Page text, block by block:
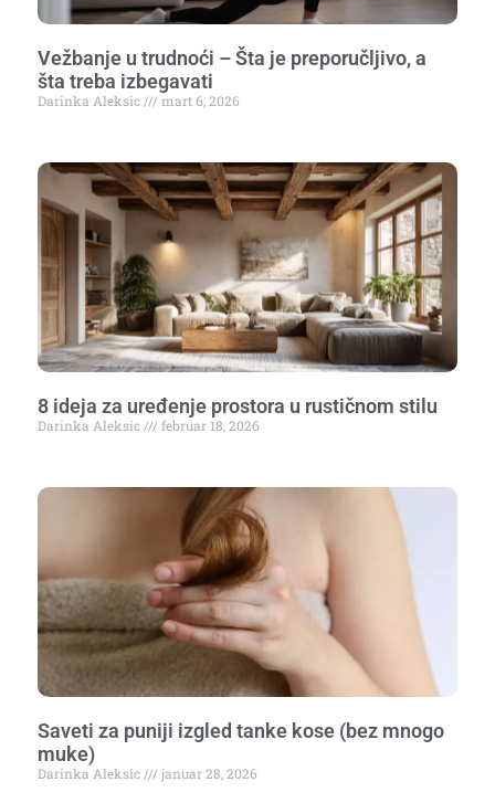
Vežbanje u trudnoći – Šta je preporučljivo, a
šta treba izbegavati
Darinka Aleksic mart 6, 2026
8 ideja za uređenje prostora u rustičnom stilu
Darinka Aleksic februar 18, 2026
Saveti za puniji izgled tanke kose (bez mnogo
muke)
Darinka Aleksic januar 28, 2026